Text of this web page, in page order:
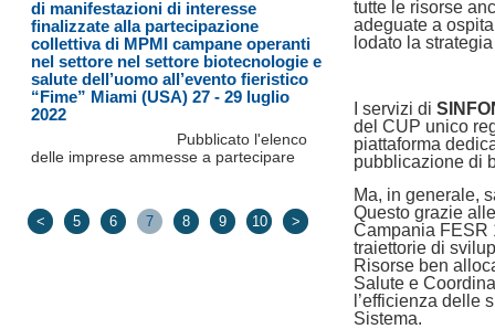
tutte le risorse
adeguate a
lodato la
I servizi di
del CUP unico
piattaforma
pubblicazione di
Ma, in generale,
Questo grazie
Campania FESR
traiettorie di
Risorse ben
Salute e
l’efficienza delle
Sistema.
di manifestazioni di interesse
finalizzate alla partecipazione
collettiva di MPMI campane operanti
nel settore nel settore biotecnologie e
salute dell’uomo all’evento fieristico
“Fime” Miami (USA) 27 - 29 luglio
2022
Pubblicato l'elenco
delle imprese ammesse a partecipare
< 5 6 7 8 9 10 >